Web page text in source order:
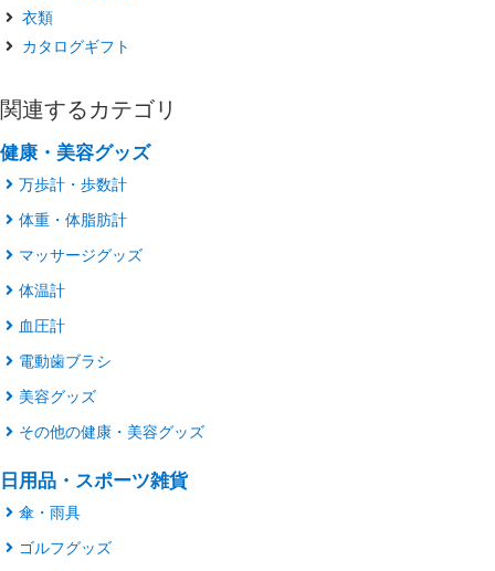
衣類
カタログギフト
関連するカテゴリ
健康・美容グッズ
万歩計・歩数計
体重・体脂肪計
マッサージグッズ
体温計
血圧計
電動歯ブラシ
美容グッズ
その他の健康・美容グッズ
日用品・スポーツ雑貨
傘・雨具
ゴルフグッズ